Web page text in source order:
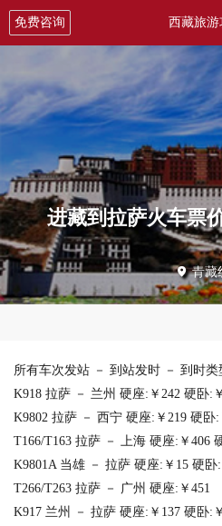
免费咨询 西藏旅游
进藏到拉萨火车票
 青藏
所有车次发站 － 到站发时 － 到时
K918 拉萨 － 兰州 硬座:￥242 硬卧:
K9802 拉萨 － 西宁 硬座:￥219 硬卧:
T166/T163 拉萨 － 上海 硬座:￥406
K9801A 当雄 － 拉萨 硬座:￥15 硬卧
T266/T263 拉萨 － 广州 硬座:￥451
K917 兰州 － 拉萨 硬座:￥137 硬卧: